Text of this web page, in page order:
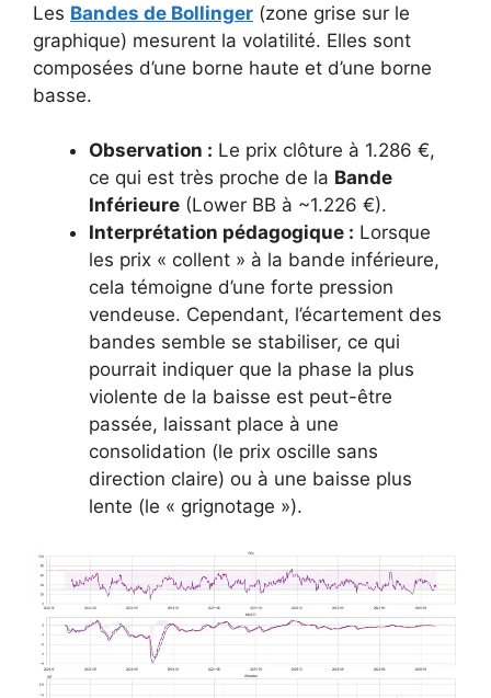
Les Bandes de Bollinger (zone grise sur le
graphique) mesurent la volatilité. Elles sont
composées d’une borne haute et d’une borne
basse.
Observation : Le prix clôture à 1.286 €,
ce qui est très proche de la Bande
Inférieure (Lower BB à ~1.226 €).
Interprétation pédagogique : Lorsque
les prix « collent » à la bande inférieure,
cela témoigne d’une forte pression
vendeuse. Cependant, l’écartement des
bandes semble se stabiliser, ce qui
pourrait indiquer que la phase la plus
violente de la baisse est peut-être
passée, laissant place à une
consolidation (le prix oscille sans
direction claire) ou à une baisse plus
lente (le « grignotage »).